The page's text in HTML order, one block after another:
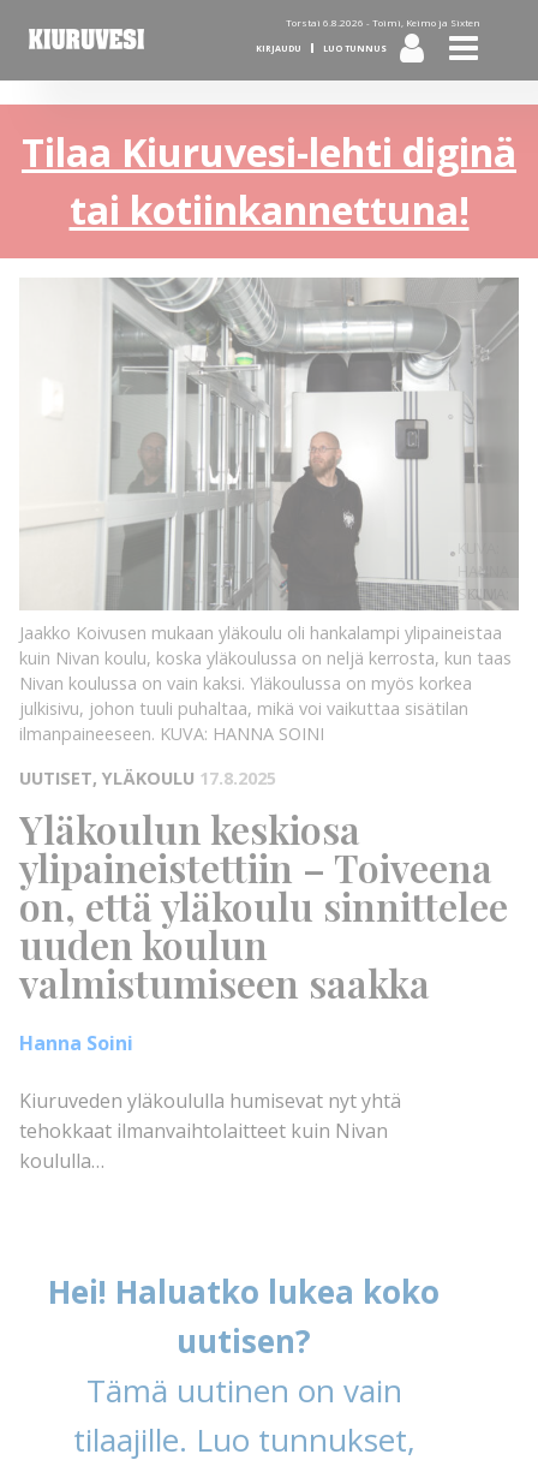
Torstai 6.8.2026 - Toimi, Keimo ja Sixten
KIRJAUDU LUO TUNNUS
Tilaa Kiuruvesi-lehti diginä
tai kotiinkannettuna!
KUVA:
HANNA
SOINI
Jaakko Koivusen mukaan yläkoulu oli hankalampi ylipaineistaa
kuin Nivan koulu, koska yläkoulussa on neljä kerrosta, kun taas
Nivan koulussa on vain kaksi. Yläkoulussa on myös korkea
julkisivu, johon tuuli puhaltaa, mikä voi vaikuttaa sisätilan
ilmanpaineeseen. KUVA: HANNA SOINI
UUTISET, YLÄKOULU 17.8.2025
Yläkoulun keskiosa
ylipaineistettiin – Toiveena
on, että yläkoulu sinnittelee
uuden koulun
valmistumiseen saakka
Hanna Soini
Kiuruveden yläkoululla humisevat nyt yhtä
tehokkaat ilmanvaihtolaitteet kuin Nivan
koululla…
Hei! Haluatko lukea koko
uutisen?
Tämä uutinen on vain
tilaajille. Luo tunnukset,